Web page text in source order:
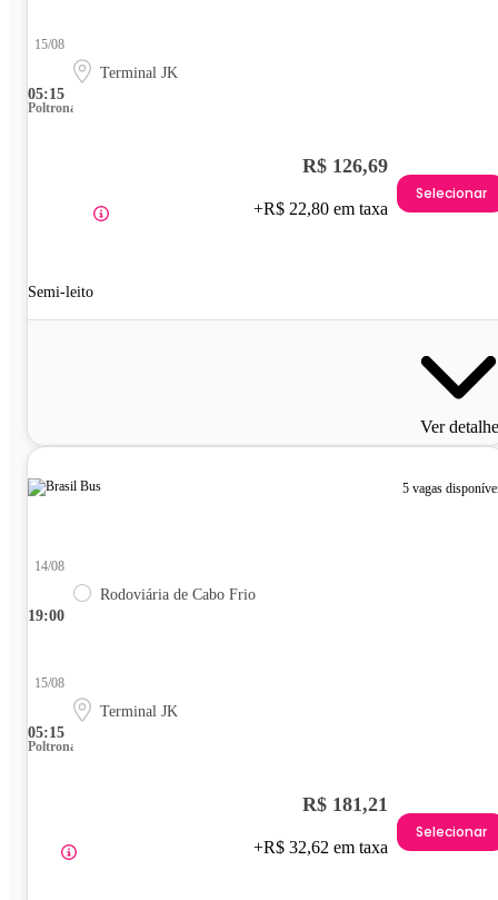
05:15
15/08
Terminal JK
Poltrona
Semi-leito
R$ 126,69
+R$ 22,80 em taxa
Selecionar
Ver
5 vagas
19:00
14/08
Rodoviária de Cabo Frio
05:15
15/08
Terminal JK
Poltrona
R$ 181,21
+R$ 32,62 em taxa
Selecionar